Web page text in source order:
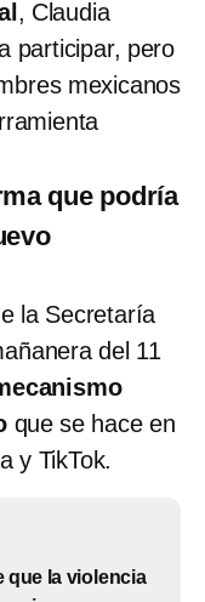
, Claudia
participar, pero
mexicanos
que podría
la Secretaría
del 11
que se hace en
y TikTok.
que la violencia